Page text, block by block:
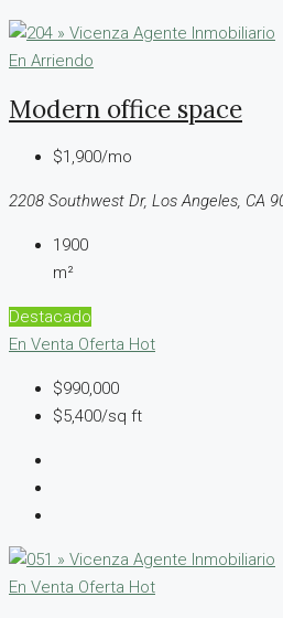
En Arriendo
Modern office space
$1,900/mo
2208 Southwest Dr, Los Angeles, CA
1900
m²
Destacado
En Venta Oferta Hot
$990,000
$5,400/sq ft
En Venta Oferta Hot